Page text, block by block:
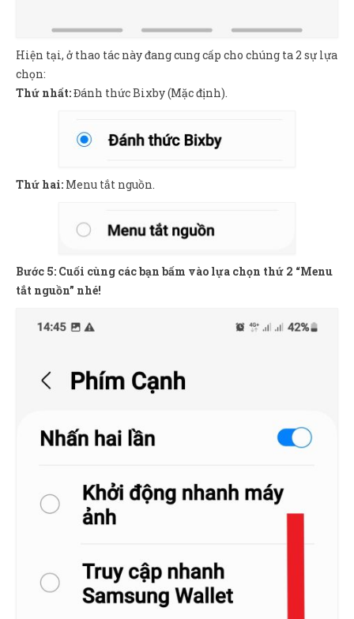
Hiện tại, ở thao tác này đang cung cấp cho chúng ta 2 sự lựa
chọn:
Thứ nhất:Đánh thức Bixby (Mặc định).
Thứ hai: Menu tắt nguồn.
Bước 5: Cuối cùng các bạn bấm vào lựa chọn thứ 2 “Menu
tắt nguồn” nhé!